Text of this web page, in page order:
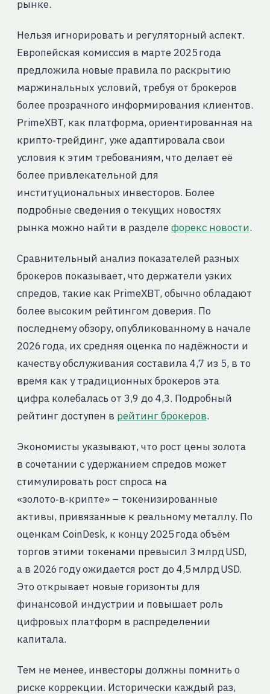
рынке.
Нельзя игнорировать и регуляторный аспект.
Европейская комиссия в марте 2025 года
предложила новые правила по раскрытию
маржинальных условий, требуя от брокеров
более прозрачного информирования клиентов.
PrimeXBT, как платформа, ориентированная на
крипто‑трейдинг, уже адаптировала свои
условия к этим требованиям, что делает её
более привлекательной для
институциональных инвесторов. Более
подробные сведения о текущих новостях
рынка можно найти в разделефорекс новости.
Сравнительный анализ показателей разных
брокеров показывает, что держатели узких
спредов, такие как PrimeXBT, обычно обладают
более высоким рейтингом доверия. По
последнему обзору, опубликованному в начале
2026 года, их средняя оценка по надёжности и
качеству обслуживания составила 4,7 из 5, в то
время как у традиционных брокеров эта
цифра колебалась от 3,9 до 4,3. Подробный
рейтинг доступен в рейтинг брокеров.
Экономисты указывают, что рост цены золота
в сочетании с удержанием спредов может
стимулировать рост спроса на
«золото‑в‑крипте» – токенизированные
активы, привязанные к реальному металлу. По
оценкам CoinDesk, к концу 2025 года объём
торгов этими токенами превысил 3 млрд USD,
а в 2026 году ожидается рост до 4,5 млрд USD.
Это открывает новые горизонты для
финансовой индустрии и повышает роль
цифровых платформ в распределении
капитала.
Тем не менее, инвесторы должны помнить о
риске коррекции. Исторически каждый раз,